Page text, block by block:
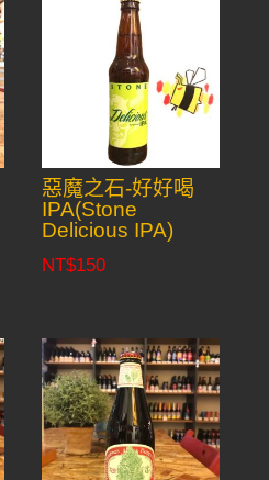
惡魔之石-好好喝
IPA(Stone
Delicious IPA)
NT$150